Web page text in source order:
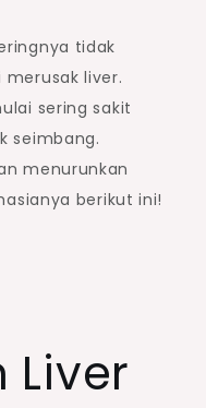
tidak
liver.
sering sakit
seimbang.
menurunkan
berikut ini!
Liver